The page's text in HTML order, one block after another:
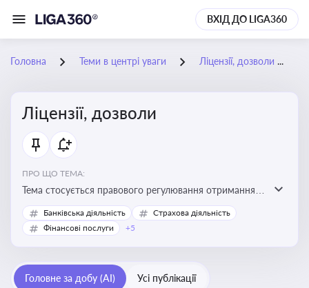
ВХІД ДО LIGA360
Головна Теми в центрі уваги Ліцензії, дозволи
Ліцензії, дозволи
ПРО ЩО ТЕМА:
Тема стосується правового регулювання отримання,
переоформлення, анулювання ліцензій і дозволів,
необхідних для провадження господарської
Банківська діяльність
Страхова діяльність
Фінансові послуги
+5
Головне за добу (AI) Усі публікації